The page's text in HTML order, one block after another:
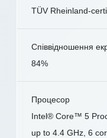
TÜV Rheinland-
Співвідношення
84%
Процесор
Intel® Core™ 5
up to 4.4 GHz, 6